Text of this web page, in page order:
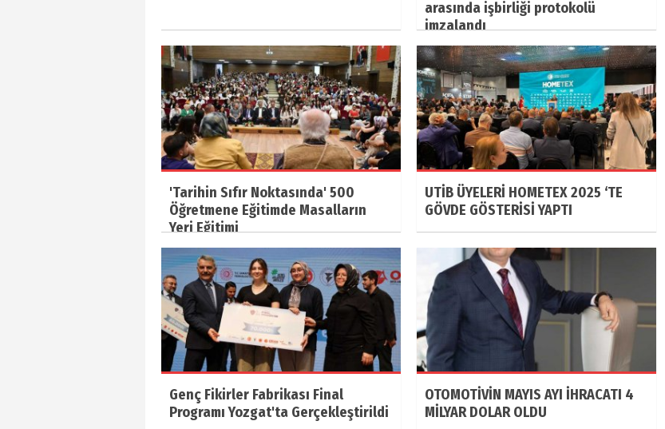
arasında işbirliği protokolü
imzalandı
'Tarihin Sıfır Noktasında' 500
Öğretmene Eğitimde Masalların
Yeri Eğitimi
UTİB ÜYELERİ HOMETEX 2025 ‘TE
GÖVDE GÖSTERİSİ YAPTI
Genç Fikirler Fabrikası Final
Programı Yozgat'ta Gerçekleştirildi
OTOMOTİVİN MAYIS AYI İHRACATI 4
MİLYAR DOLAR OLDU